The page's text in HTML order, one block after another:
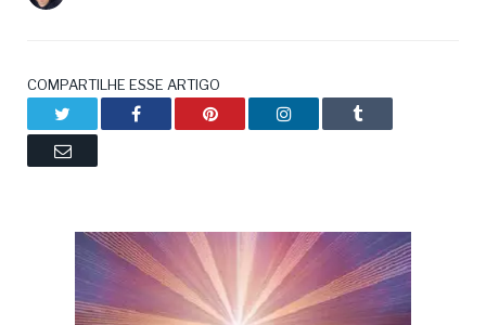
COMPARTILHE ESSE ARTIGO
Facebook Pinterest LinkedIn Tumblr
Email